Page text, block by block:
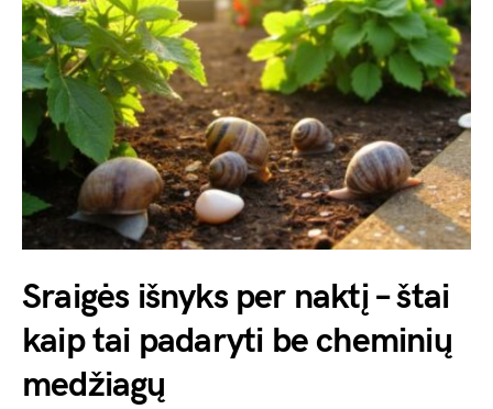
Sraigės išnyks per naktį – štai
kaip tai padaryti be cheminių
medžiagų